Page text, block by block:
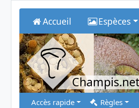
Accueil Espèces
Champis.net
Accès rapide Règles